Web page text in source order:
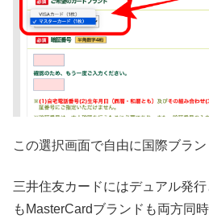
この選択画面で自由に国際ブラン
三井住友カードにはデュアル発
もMasterCardブランドも両方同